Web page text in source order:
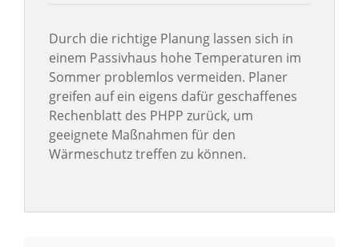
Durch die richtige Planung lassen sich in
einem Passivhaus hohe Temperaturen im
Sommer problemlos vermeiden. Planer
greifen auf ein eigens dafür geschaffenes
Rechenblatt des PHPP zurück, um
geeignete Maßnahmen für den
Wärmeschutz treffen zu können.